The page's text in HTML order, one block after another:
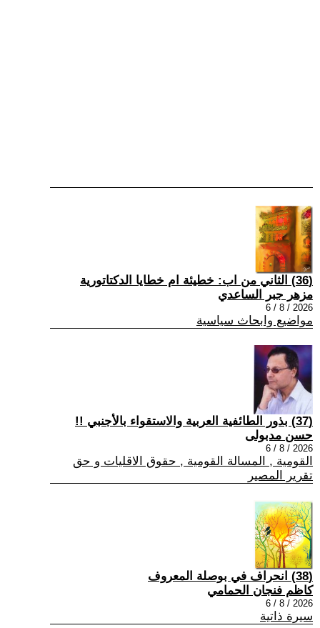
(36) الثاني من اب: خطيئة ام خطايا الدكتاتورية
مزهر جبر الساعدي
2026 / 8 / 6
مواضيع وابحاث سياسية
(37) بذور الطائفية العربية والاستقواء بالأجنبي !!
حسن مدبولى
2026 / 8 / 6
القومية , المسالة القومية , حقوق الاقليات و حق
تقرير المصير
(38) انحراف في بوصلة المعروف
كاظم فنجان الحمامي
2026 / 8 / 6
سيرة ذاتية